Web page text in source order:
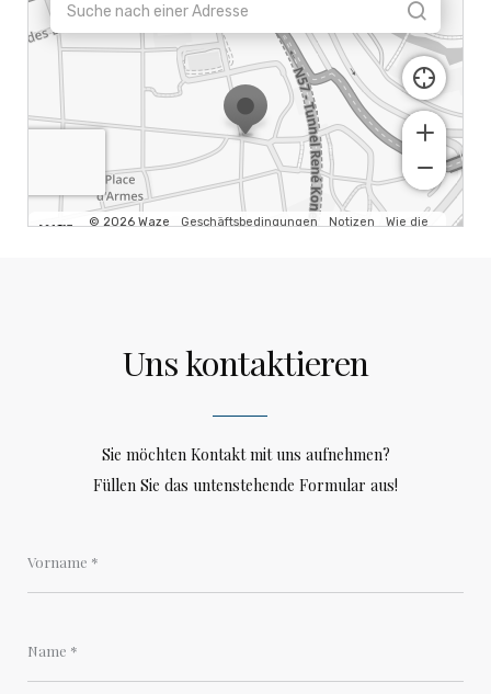
Uns kontaktieren
Sie möchten Kontakt mit uns aufnehmen?
Füllen Sie das untenstehende Formular aus!